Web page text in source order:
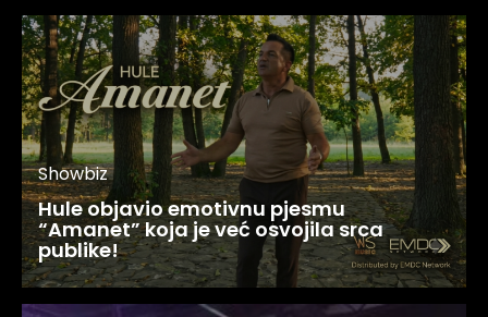
Showbiz
Hule objavio emotivnu pjesmu
“Amanet” koja je već osvojila srca
publike!